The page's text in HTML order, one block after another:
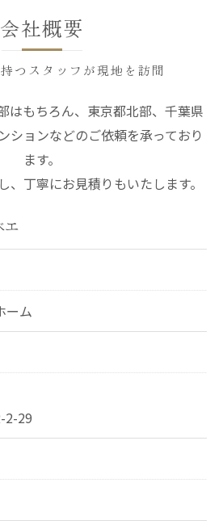
つスタッフが現地を訪問
会社概要
はもちろん、東京都北部、千葉県
ションなどのご依頼を承っており
ます。
、丁寧にお見積りもいたします。
エ
ーム
2-29